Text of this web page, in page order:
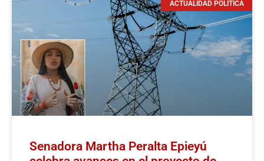
ACTUALIDAD POLÍTICA
Senadora Martha Peralta Epieyú